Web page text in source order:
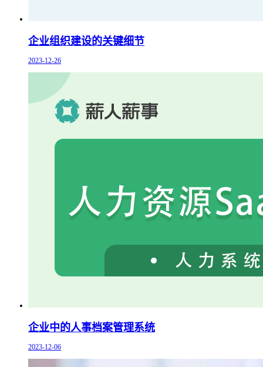
企业组织建设的关键细节
2023-12-26
企业中的人事档案管理系统
2023-12-06